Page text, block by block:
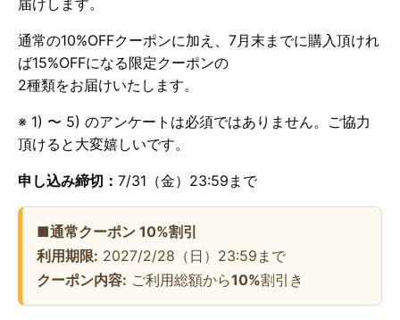
届けします。
通常の10%OFFクーポンに加え、7月末までに購入頂けれ
ば15%OFFになる限定クーポンの
2種類をお届けいたします。
※ 1) 〜 5) のアンケートは必須ではありません。ご協力
頂けると大変嬉しいです。
申し込み締切： 7/31（金）23:59まで
■通常クーポン 10%割引
利用期限: 2027/2/28（日）23:59まで
クーポン内容: ご利用総額から10%割引き